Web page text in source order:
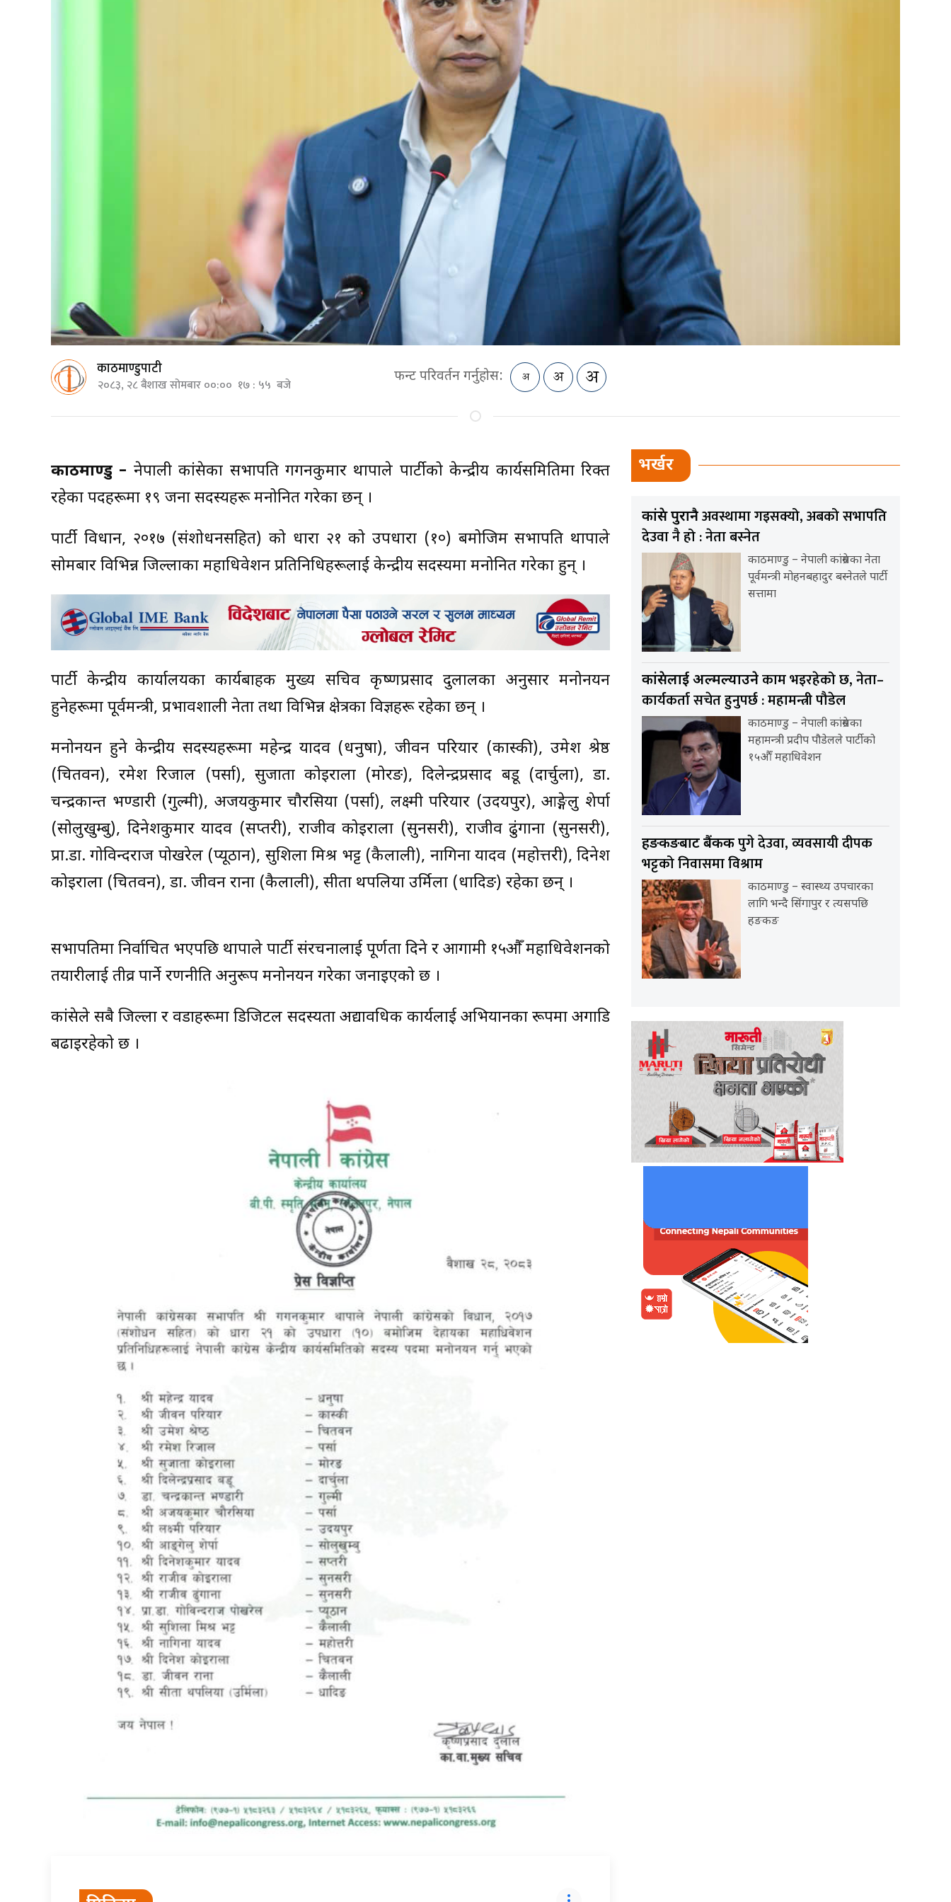
काठमाण्डुपाटी
२०८३, २८ बैशाख सोमबार ००:०० १७ : ५५ बजे फन्ट परिवर्तन गर्नुहोस:
काठमाण्डु – नेपाली कांग्रेसका सभापति गगनकुमार थापाले पार्टीको केन्द्रीय कार्यसमितिमा रिक्त
रहेका पदहरूमा १९ जना सदस्यहरू मनोनित गरेका छन् ।
पार्टी विधान, २०१७ (संशोधनसहित) को धारा २१ को उपधारा (१०) बमोजिम सभापति थापाले
सोमबार विभिन्न जिल्लाका महाधिवेशन प्रतिनिधिहरूलाई केन्द्रीय सदस्यमा मनोनित गरेका हुन् ।
पार्टी केन्द्रीय कार्यालयका कार्यबाहक मुख्य सचिव कृष्णप्रसाद दुलालका अनुसार मनोनयन
हुनेहरूमा पूर्वमन्त्री, प्रभावशाली नेता तथा विभिन्न क्षेत्रका विज्ञहरू रहेका छन् ।
मनोनयन हुने केन्द्रीय सदस्यहरूमा महेन्द्र यादव (धनुषा), जीवन परियार (कास्की), उमेश श्रेष्ठ
(चितवन), रमेश रिजाल (पर्सा), सुजाता कोइराला (मोरङ), दिलेन्द्रप्रसाद बडू (दार्चुला), डा.
चन्द्रकान्त भण्डारी (गुल्मी), अजयकुमार चौरसिया (पर्सा), लक्ष्मी परियार (उदयपुर), आङ्गेलु शेर्पा
(सोलुखुम्बु), दिनेशकुमार यादव (सप्तरी), राजीव कोइराला (सुनसरी), राजीव ढुंगाना (सुनसरी),
प्रा.डा. गोविन्दराज पोखरेल (प्यूठान), सुशिला मिश्र भट्ट (कैलाली), नागिना यादव (महोत्तरी), दिनेश
कोइराला (चितवन), डा. जीवन राना (कैलाली), सीता थपलिया उर्मिला (धादिङ) रहेका छन् ।
सभापतिमा निर्वाचित भएपछि थापाले पार्टी संरचनालाई पूर्णता दिने र आगामी १५औँ महाधिवेशनको
तयारीलाई तीव्र पार्ने रणनीति अनुरूप मनोनयन गरेका जनाइएको छ ।
कांग्रेसले सबै जिल्ला र वडाहरूमा डिजिटल सदस्यता अद्यावधिक कार्यलाई अभियानका रूपमा अगाडि
बढाइरहेको छ ।
भर्खर
कांग्रेस पुरानैअवस्थामा गइसक्यो, अबको सभापति
देउवा नै हो : नेता बस्नेत
काठमाण्डु – नेपाली कांग्रेसका नेता
पूर्वमन्त्री मोहनबहादुर बस्नेतले पार्टी
सत्तामा
कांग्रेसलाई अल्मल्याउनेकाम भइरहेको छ, नेता–
कार्यकर्ता सचेत हुनुपर्छ : महामन्त्री पौडेल
काठमाण्डु – नेपाली कांग्रेसका
महामन्त्री प्रदीप पौडेलले पार्टीको
१५औँ महाधिवेशन
हङकङबाट बैंककपुगे देउवा, व्यवसायी दीपक
भट्टको निवासमा विश्राम
काठमाण्डु – स्वास्थ्य उपचारका
लागि भन्दै सिंगापुर र त्यसपछि
हङकङ